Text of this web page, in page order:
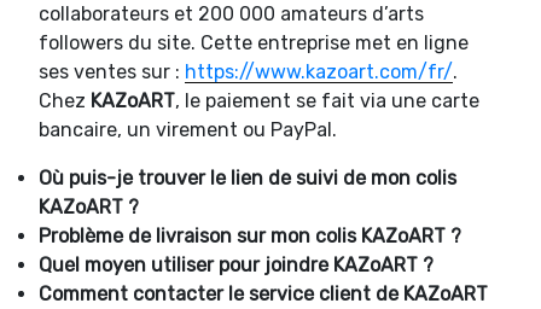
collaborateurs et 200 000 amateurs d’arts
followers du site. Cette entreprise met en ligne
ses ventes sur : https://www.kazoart.com/fr/.
Chez KAZoART, le paiement se fait via une carte
bancaire, un virement ou PayPal.
Où puis-je trouver le lien de suivi de mon colis
KAZoART ?
Problème de livraison sur mon colis KAZoART ?
Quel moyen utiliser pour joindre KAZoART ?
Comment contacter le service client de KAZoART